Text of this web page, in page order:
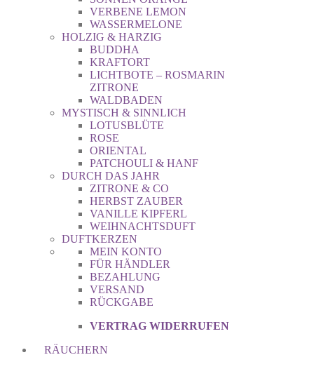
VERBENE LEMON
WASSERMELONE
HOLZIG & HARZIG
BUDDHA
KRAFTORT
LICHTBOTE – ROSMARIN
ZITRONE
WALDBADEN
MYSTISCH & SINNLICH
LOTUSBLÜTE
ROSE
ORIENTAL
PATCHOULI & HANF
DURCH DAS JAHR
ZITRONE & CO
HERBST ZAUBER
VANILLE KIPFERL
WEIHNACHTSDUFT
DUFTKERZEN
MEIN KONTO
FÜR HÄNDLER
BEZAHLUNG
VERSAND
RÜCKGABE
VERTRAG WIDERRUFEN
RÄUCHERN